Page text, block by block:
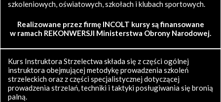
szkoleniowych, oświatowych, szkołach i klubach sportowych.
Realizowane przez firmę INCOLT kursy są finansowane
w ramach REKONWERSJI Ministerstwa Obrony Narodowej.
Kurs Instruktora Strzelectwa składa się z części ogólnej
instruktora obejmującej metodykę prowadzenia szkoleń
strzeleckich oraz z części specjalistycznej dotyczącej
prowadzenia strzelań, techniki i taktyki posługiwania się bronią
palną.